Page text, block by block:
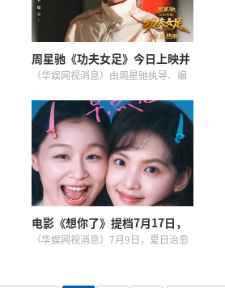
周星驰《功夫女足》今日上映并
曝特辑海报 四大看点揭秘喜剧盛
宴！
（华娱网视消息）由周星驰执导、编
主演，刘嘉玲、佐藤健特别出演，艾
米、雪野、蔡思贝、胡予安、倪好特
别介绍的喜剧电影《功夫女足》发
布...
电影《想你了》提档7月17日，
章若楠金靖友情同频共振
（华娱网视消息）7月9日，夏日治愈
衔主演，讲述了高凡与汪美丽两...